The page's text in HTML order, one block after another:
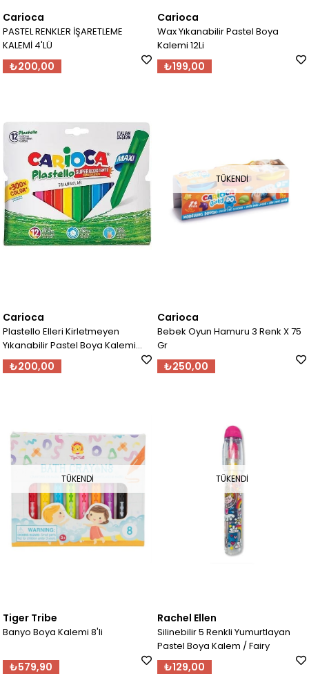
Carioca
PASTEL RENKLER İŞARETLEME
KALEMİ 4'LÜ
₺200,00
Carioca
Wax Yıkanabilir Pastel Boya
Kalemi 12Li
₺199,00
Carioca
Plastello Elleri Kirletmeyen
Yıkanabilir Pastel Boya Kalemi
12Li
₺200,00
TÜKENDI
Carioca
Bebek Oyun Hamuru 3 Renk X 75
Gr
₺250,00
TÜKENDI
Tiger Tribe
Banyo Boya Kalemi 8'li
₺579,90
TÜKENDI
Rachel Ellen
Silinebilir 5 Renkli Yumurtlayan
Pastel Boya Kalem / Fairy
₺129,00